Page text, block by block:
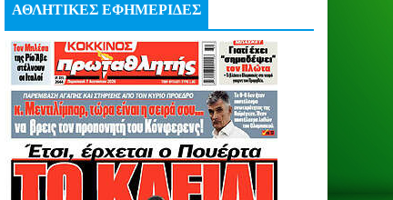
ΑΘΛΗΤΙΚΕΣ ΕΦΗΜΕΡΙΔΕΣ